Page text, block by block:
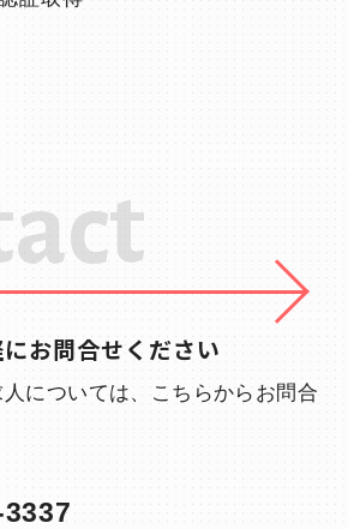
お問合せください
については、こちらからお問合